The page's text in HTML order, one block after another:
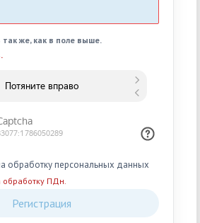
же, как в поле выше.
обработку персональных данных
обработку ПДн.
Регистрация